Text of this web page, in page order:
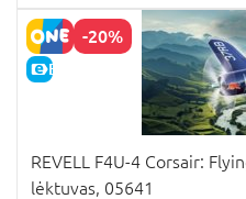
-20%
E-KAINA
REVELL F4U-4 Corsair:
lėktuvas, 05641